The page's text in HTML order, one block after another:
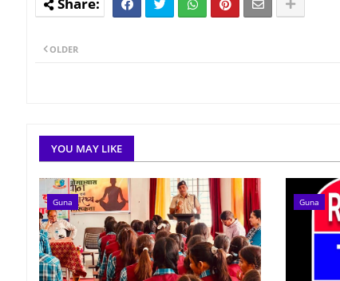
OLDER
YOU MAY LIKE
Guna Guna